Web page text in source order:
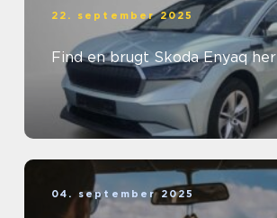
22. september 2025
Find en brugt Skoda Enyaq her
04. september 2025